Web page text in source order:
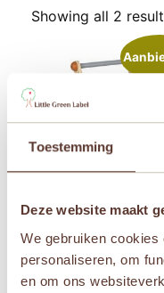
Toestemming
Deze website maakt
We gebruiken
personaliseren, om
en om ons
Showing all 2
Janod Sweet
Baby loopwagen
Oorspronkelijke
55,95 Huidige